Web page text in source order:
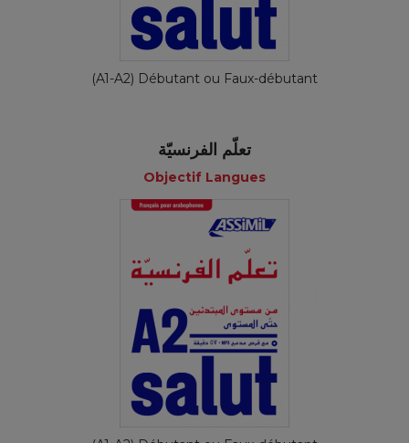
(A1-A2) Débutant ou Faux-débutant
تعلّم الفرنسيّة
Objectif Langues